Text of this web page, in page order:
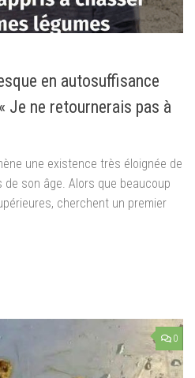
en autosuffisance
Je ne retournerais pas à
une existence très éloignée de
son âge. Alors que beaucoup
cherchent un premier
0